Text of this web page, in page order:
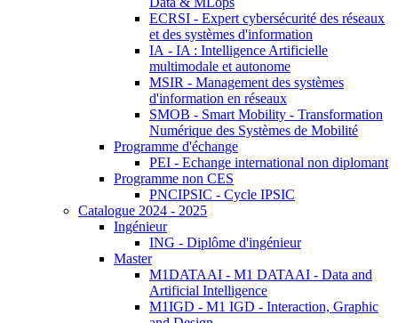
ECRSI - Expert cybersécurité des réseaux
et des systèmes d'information
IA - IA : Intelligence Artificielle
multimodale et autonome
MSIR - Management des systèmes
d'information en réseaux
SMOB - Smart Mobility - Transformation
Numérique des Systèmes de Mobilité
Programme d'échange
PEI - Echange international non diplomant
Programme non CES
PNCIPSIC - Cycle IPSIC
Catalogue 2024 - 2025
Ingénieur
ING - Diplôme d'ingénieur
Master
M1DATAAI - M1 DATAAI - Data and
Artificial Intelligence
M1IGD - M1 IGD - Interaction, Graphic